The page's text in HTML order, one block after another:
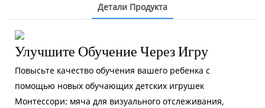
Детали Продукта
Улучшите Обучение Через Игру
Повысьте качество обучения вашего ребенка с
помощью новых обучающих детских игрушек
Монтессори: мяча для визуального отслеживания,